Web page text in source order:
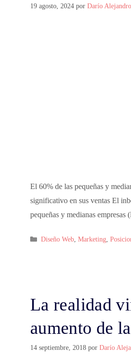
19 agosto, 2024 por Darío Alejandro
El 60% de las pequeñas y
significativo en sus ventas El
pequeñas y medianas
Categorías
Diseño Web, Marketing,
La realidad
aumento de
14 septiembre, 2018 por Darío